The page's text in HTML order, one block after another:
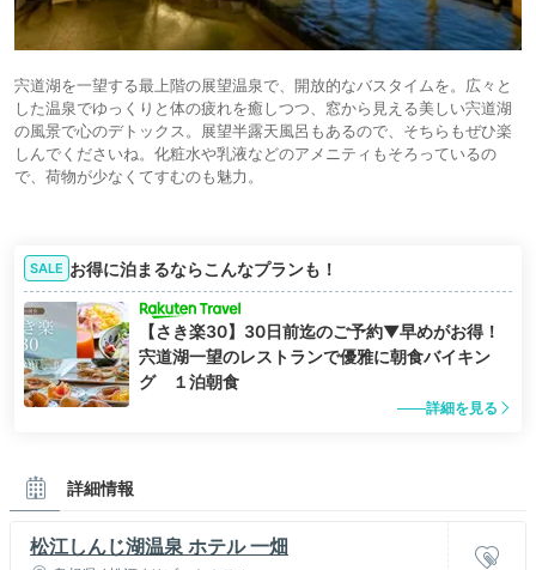
宍道湖を一望する最上階の展望温泉で、開放的なバスタイムを。広々と
した温泉でゆっくりと体の疲れを癒しつつ、窓から見える美しい宍道湖
の風景で心のデトックス。展望半露天風呂もあるので、そちらもぜひ楽
しんでくださいね。化粧水や乳液などのアメニティもそろっているの
で、荷物が少なくてすむのも魅力。
SALE お得に泊まるならこんなプランも！
【さき楽30】30日前迄のご予約▼早めがお得！
宍道湖一望のレストランで優雅に朝食バイキン
グ １泊朝食
詳細を見る
詳細情報
松江しんじ湖温泉 ホテル 一畑